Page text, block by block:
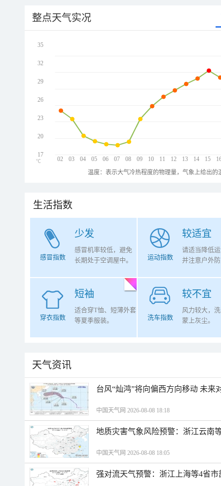
整点天气实况
02 03 04 05 06 07 08 09 10 11 12 13 14 15
35
32
29
26
23
20
17
℃
温度：表示大气冷热程度的物理量，气象上给出
生活指数
少发
感冒指数
感冒机率较低，避免
长期处于空调屋中。
较适宜
运动指数
请适当降低
并注意户外
短袖
穿衣指数
适合穿T恤、短薄外套
等夏季服装。
较不宜
洗车指数
风力较大，
蒙上灰尘。
天气资讯
台风“灿鸿”将向偏西方向移动 未来
中国天气网 2026-08-08 18:18
地质灾害气象风险预警：浙江云南
中国天气网 2026-08-08 18:05
强对流天气预警：浙江上海等4省